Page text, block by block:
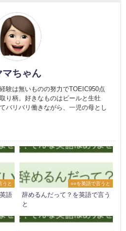
マちゃん
験は無いものの努力でTOEIC950点
り柄。好きなものはビールと生牡
バリバリ働きながら、一児の母とし
うと
語
○○を英語で言うと
辞めるんだって？を英語で言う
と